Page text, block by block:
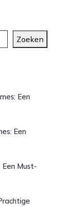
Zoeken
Een
Een
Must-